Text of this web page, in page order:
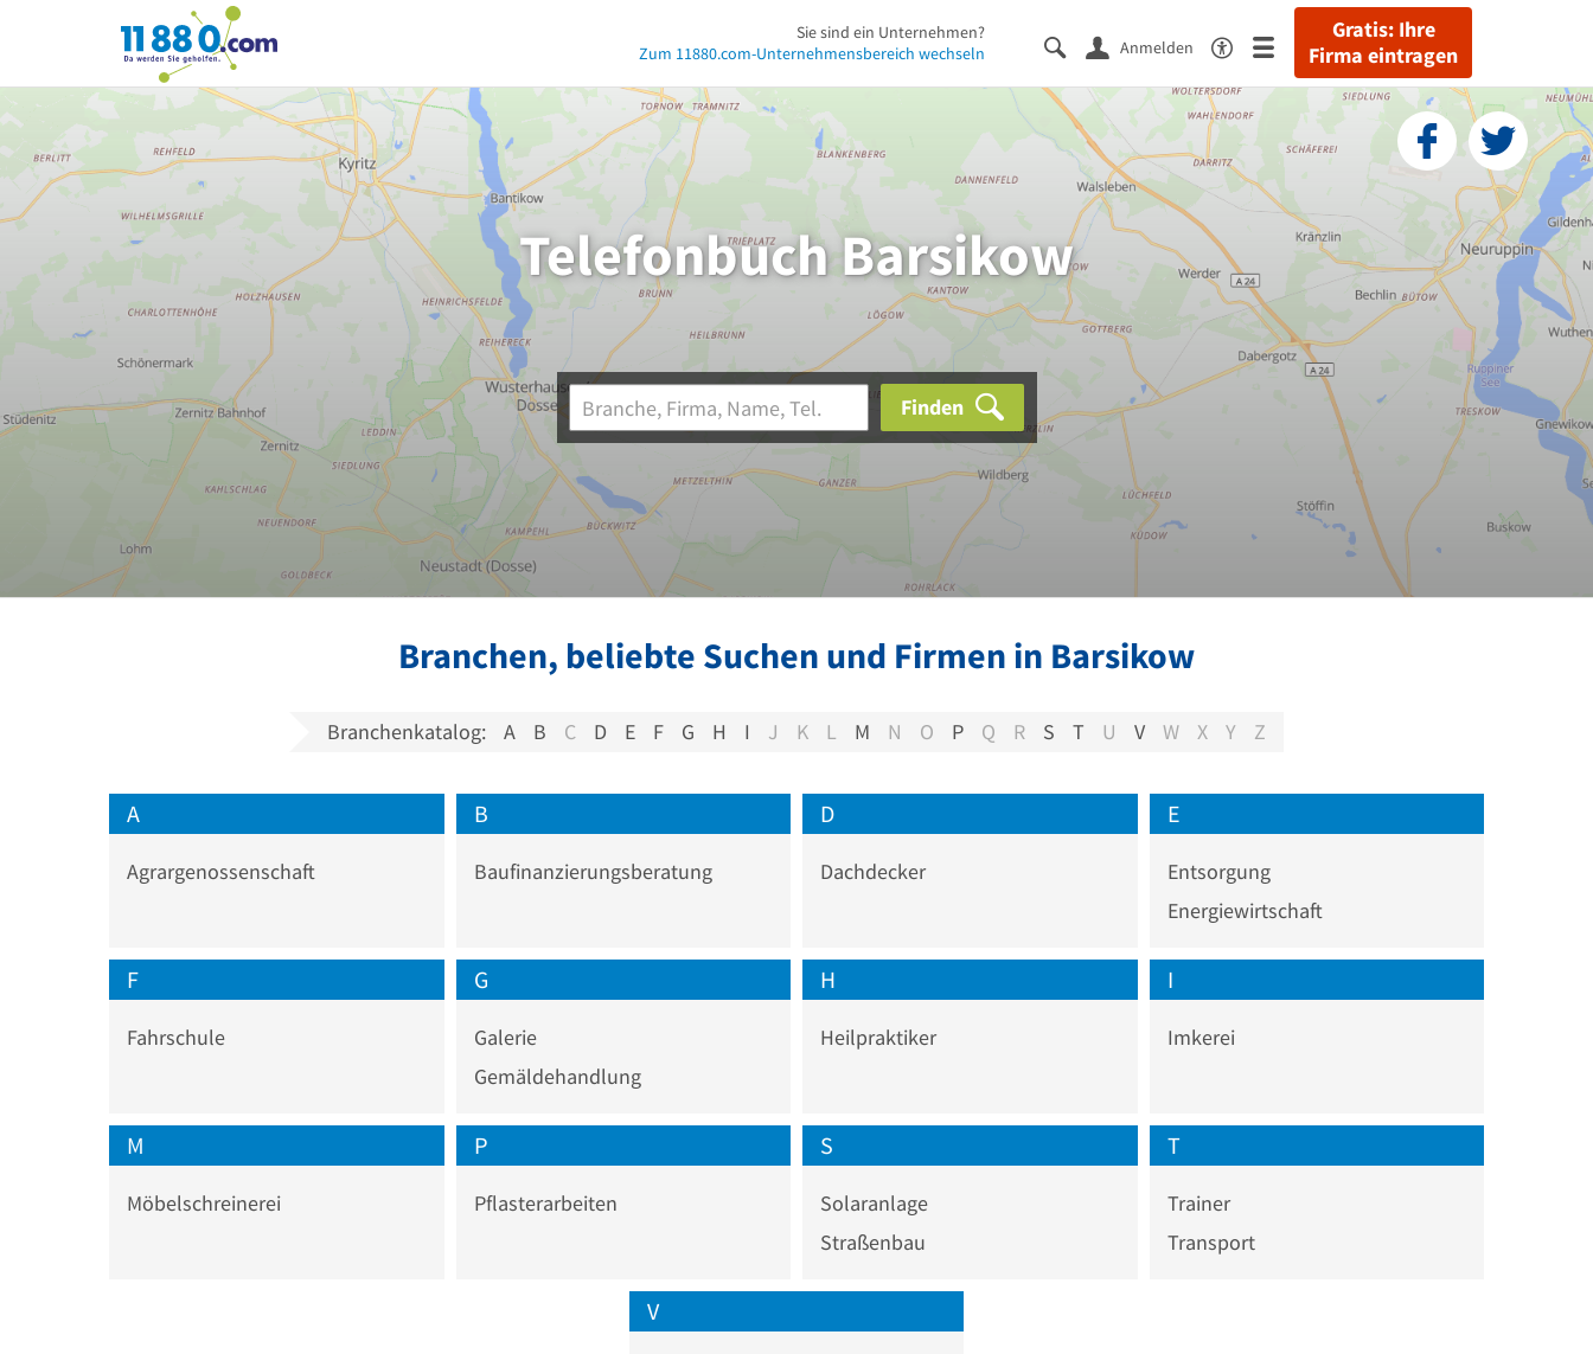
11880.com
Gratis: Ihre
Firma eintragen
Anmelden
Sie sind ein Unternehmen?
Zum 11880.com-Unternehmensbereich wechseln
Telefonbuch Barsikow
Finden
Branchen, beliebte Suchen und Firmen in Barsikow
Branchenkatalog: A B C D E F G H I J K L M N O P Q R S T U V W X Y Z
A
Agrargenossenschaft
B
Baufinanzierungsberatung
D
Dachdecker
E
Entsorgung
Energiewirtschaft
F
Fahrschule
G
Galerie
Gemäldehandlung
H
Heilpraktiker
I
Imkerei
M
Möbelschreinerei
P
Pflasterarbeiten
S
Solaranlage
Straßenbau
T
Trainer
Transport
V